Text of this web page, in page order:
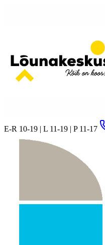
E-R 10-19 | L 11-19 | P 11-17